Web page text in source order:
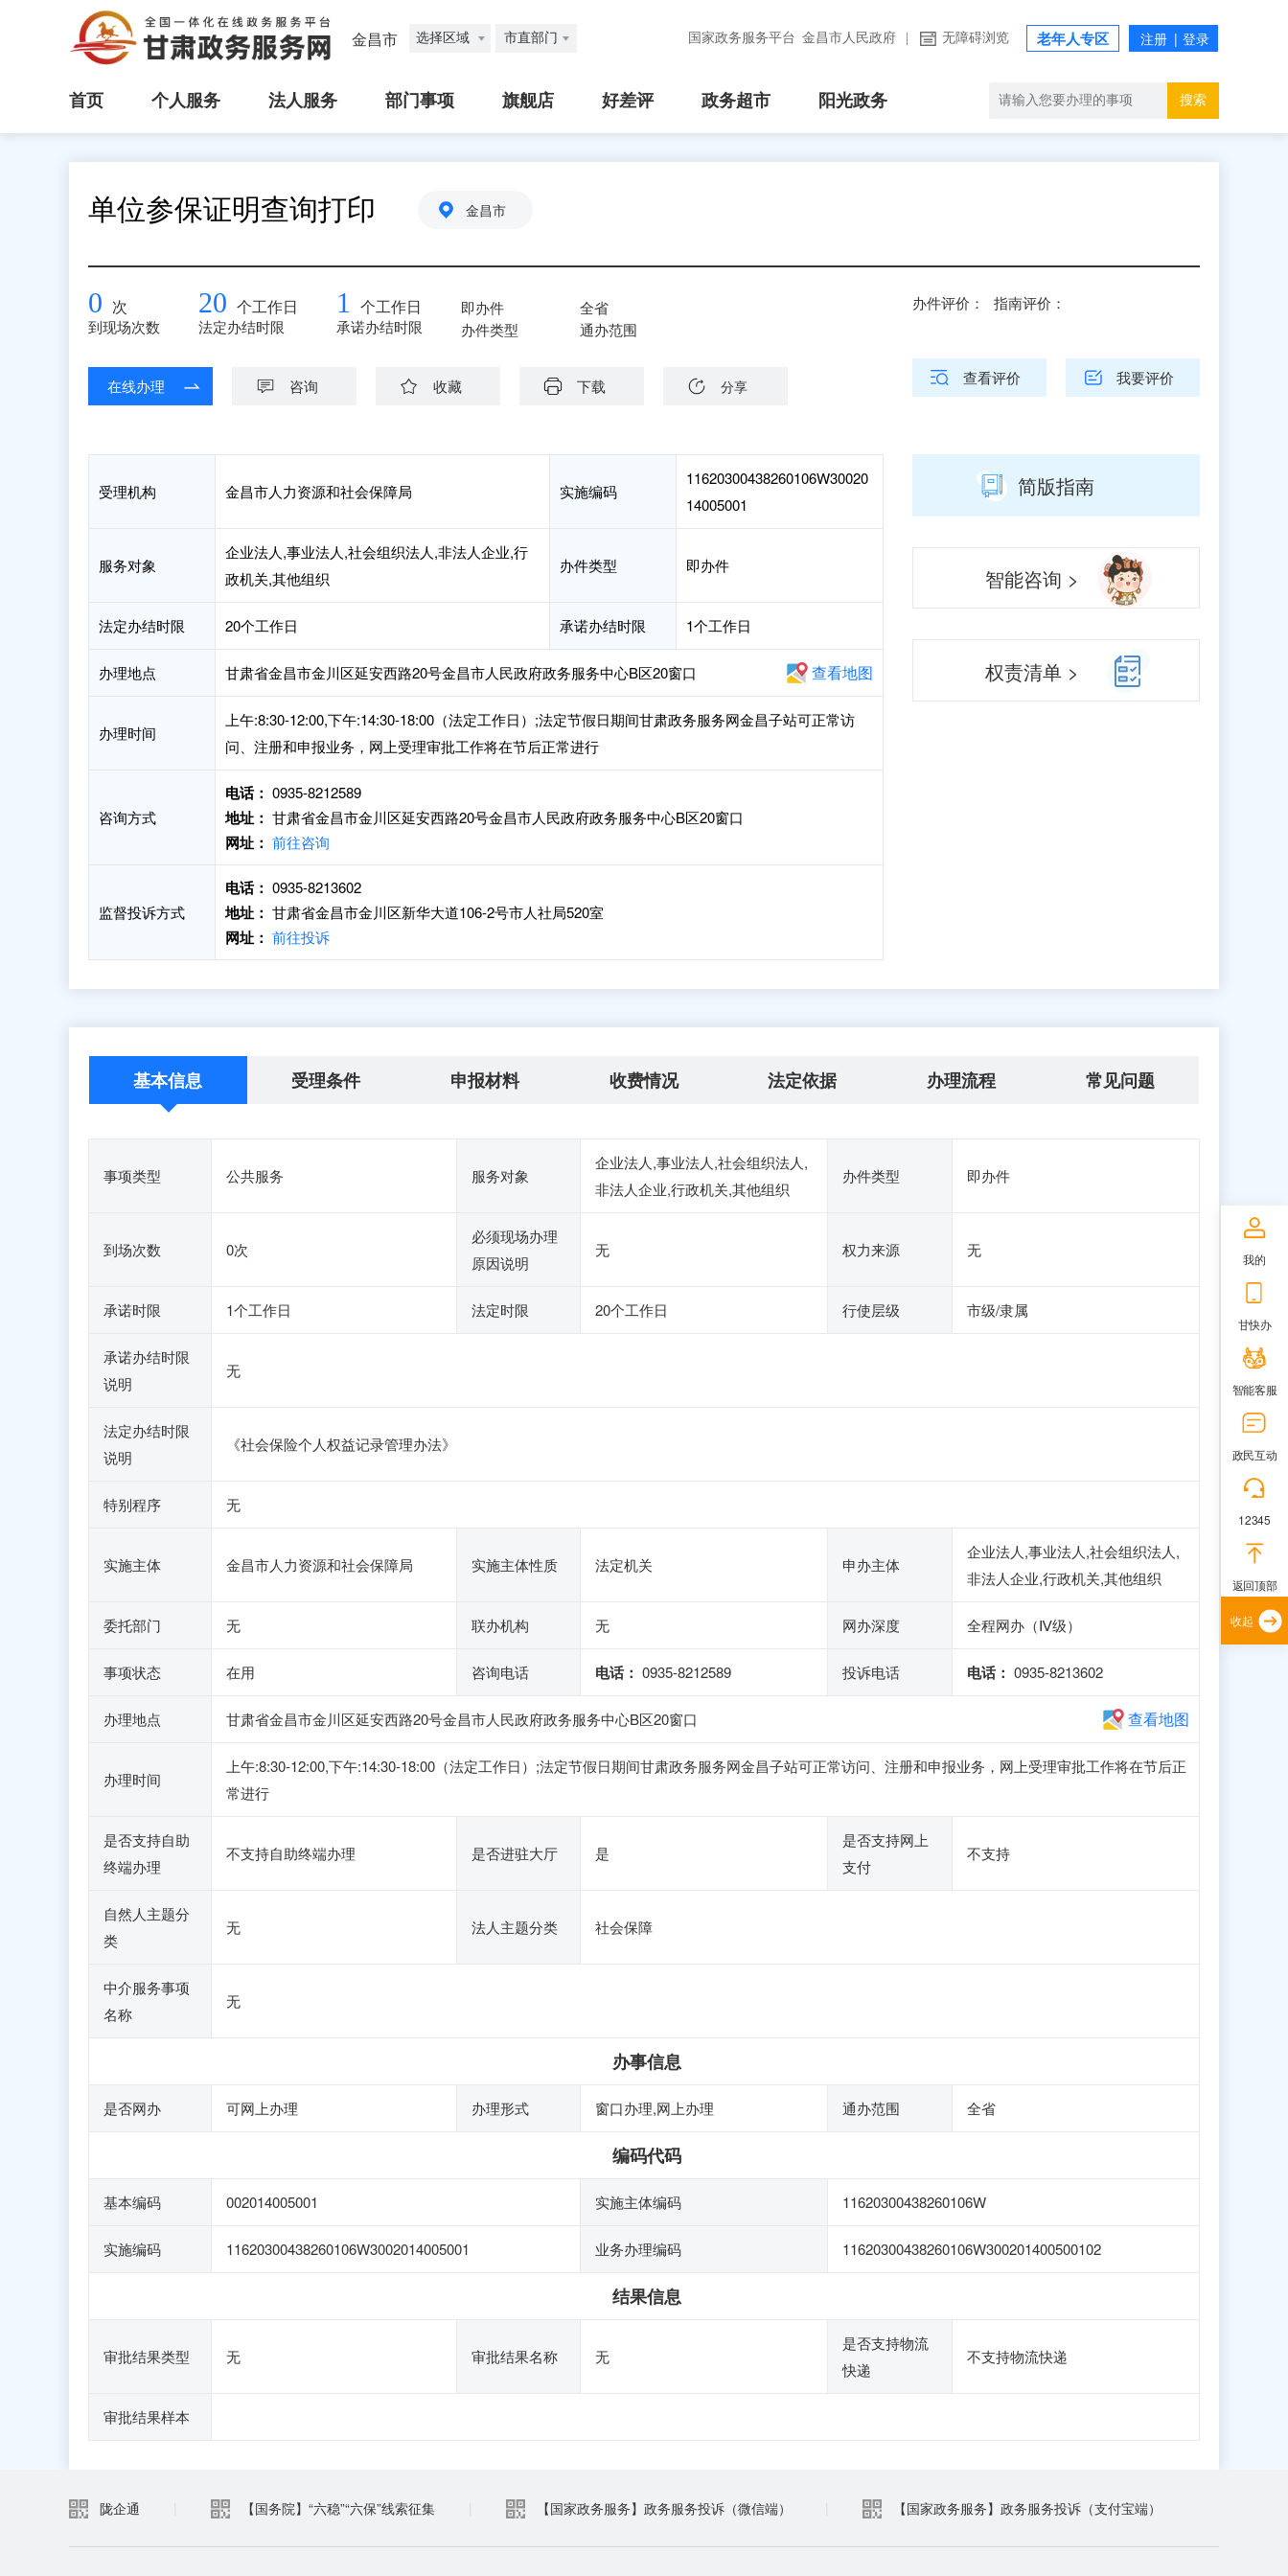
金昌市 选择区域 市直部门 国家政务服务平台 金昌市人民政府 无障碍浏览 老年人专区
首页 个人服务 法人服务 部门事项 旗舰店 好差评 政务超市 阳光政务 搜索
单位参保证明查询打印 金昌市
0 次
到现场次数
20 个工作日
法定办结时限
1 个工作日
承诺办结时限
即办件
办件类型
全省
通办范围
在线办理 咨询 收藏 下载 分享
办件评价： 指南评价：
查看评价 我要评价
受理机构 金昌市人力资源和社会保障局 实施编码
11620300438260106W30020
14005001
服务对象
企业法人,事业法人,社会组织法人,非法人企业,行
政机关,其他组织
办件类型 即办件
法定办结时限 20个工作日 承诺办结时限 1个工作日
办理地点 甘肃省金昌市金川区延安西路20号金昌市人民政府政务服务中心B区20窗口 查看地图
办理时间
上午:8:30-12:00,下午:14:30-18:00（法定工作日）;法定节假日期间甘肃政务服务网金昌子站可正常访
问、注册和申报业务，网上受理审批工作将在节后正常进行
咨询方式
电话： 0935-8212589
地址： 甘肃省金昌市金川区延安西路20号金昌市人民政府政务服务中心B区20窗口
网址： 前往咨询
监督投诉方式
电话： 0935-8213602
地址： 甘肃省金昌市金川区新华大道106-2号市人社局520室
网址： 前往投诉
简版指南
智能咨询 >
权责清单 >
基本信息 受理条件 申报材料 收费情况 法定依据 办理流程 常见问题
事项类型 公共服务 服务对象
企业法人,事业法人,社会组织法人,
非法人企业,行政机关,其他组织
办件类型 即办件
到场次数 0次
必须现场办理
原因说明
无 权力来源 无
承诺时限 1个工作日 法定时限 20个工作日 行使层级 市级/隶属
承诺办结时限
说明
无
法定办结时限
说明
《社会保险个人权益记录管理办法》
特别程序 无
实施主体 金昌市人力资源和社会保障局 实施主体性质 法定机关 申办主体
企业法人,事业法人,社会组织法人,
非法人企业,行政机关,其他组织
委托部门 无 联办机构 无 网办深度 全程网办（Ⅳ级）
事项状态 在用 咨询电话 电话： 0935-8212589 投诉电话 电话： 0935-8213602
办理地点 甘肃省金昌市金川区延安西路20号金昌市人民政府政务服务中心B区20窗口 查看地图
办理时间
上午:8:30-12:00,下午:14:30-18:00（法定工作日）;法定节假日期间甘肃政务服务网金昌子站可正常访问、注册和申报业务，网上受理审批工作将在节后正
常进行
是否支持自助
终端办理
不支持自助终端办理 是否进驻大厅 是
是否支持网上
支付
不支持
自然人主题分
类
无 法人主题分类 社会保障
中介服务事项
名称
无
办事信息
是否网办 可网上办理 办理形式 窗口办理,网上办理 通办范围 全省
编码代码
基本编码 002014005001 实施主体编码 11620300438260106W
实施编码 11620300438260106W3002014005001 业务办理编码 11620300438260106W300201400500102
结果信息
审批结果类型 无 审批结果名称 无
是否支持物流
快递
不支持物流快递
审批结果样本
陇企通 【国务院】“六稳”“六保”线索征集 【国家政务服务】政务服务投诉（微信端） 【国家政务服务】政务服务投诉（支付宝端）
我的
甘快办
智能客服
政民互动
12345
返回顶部
收起